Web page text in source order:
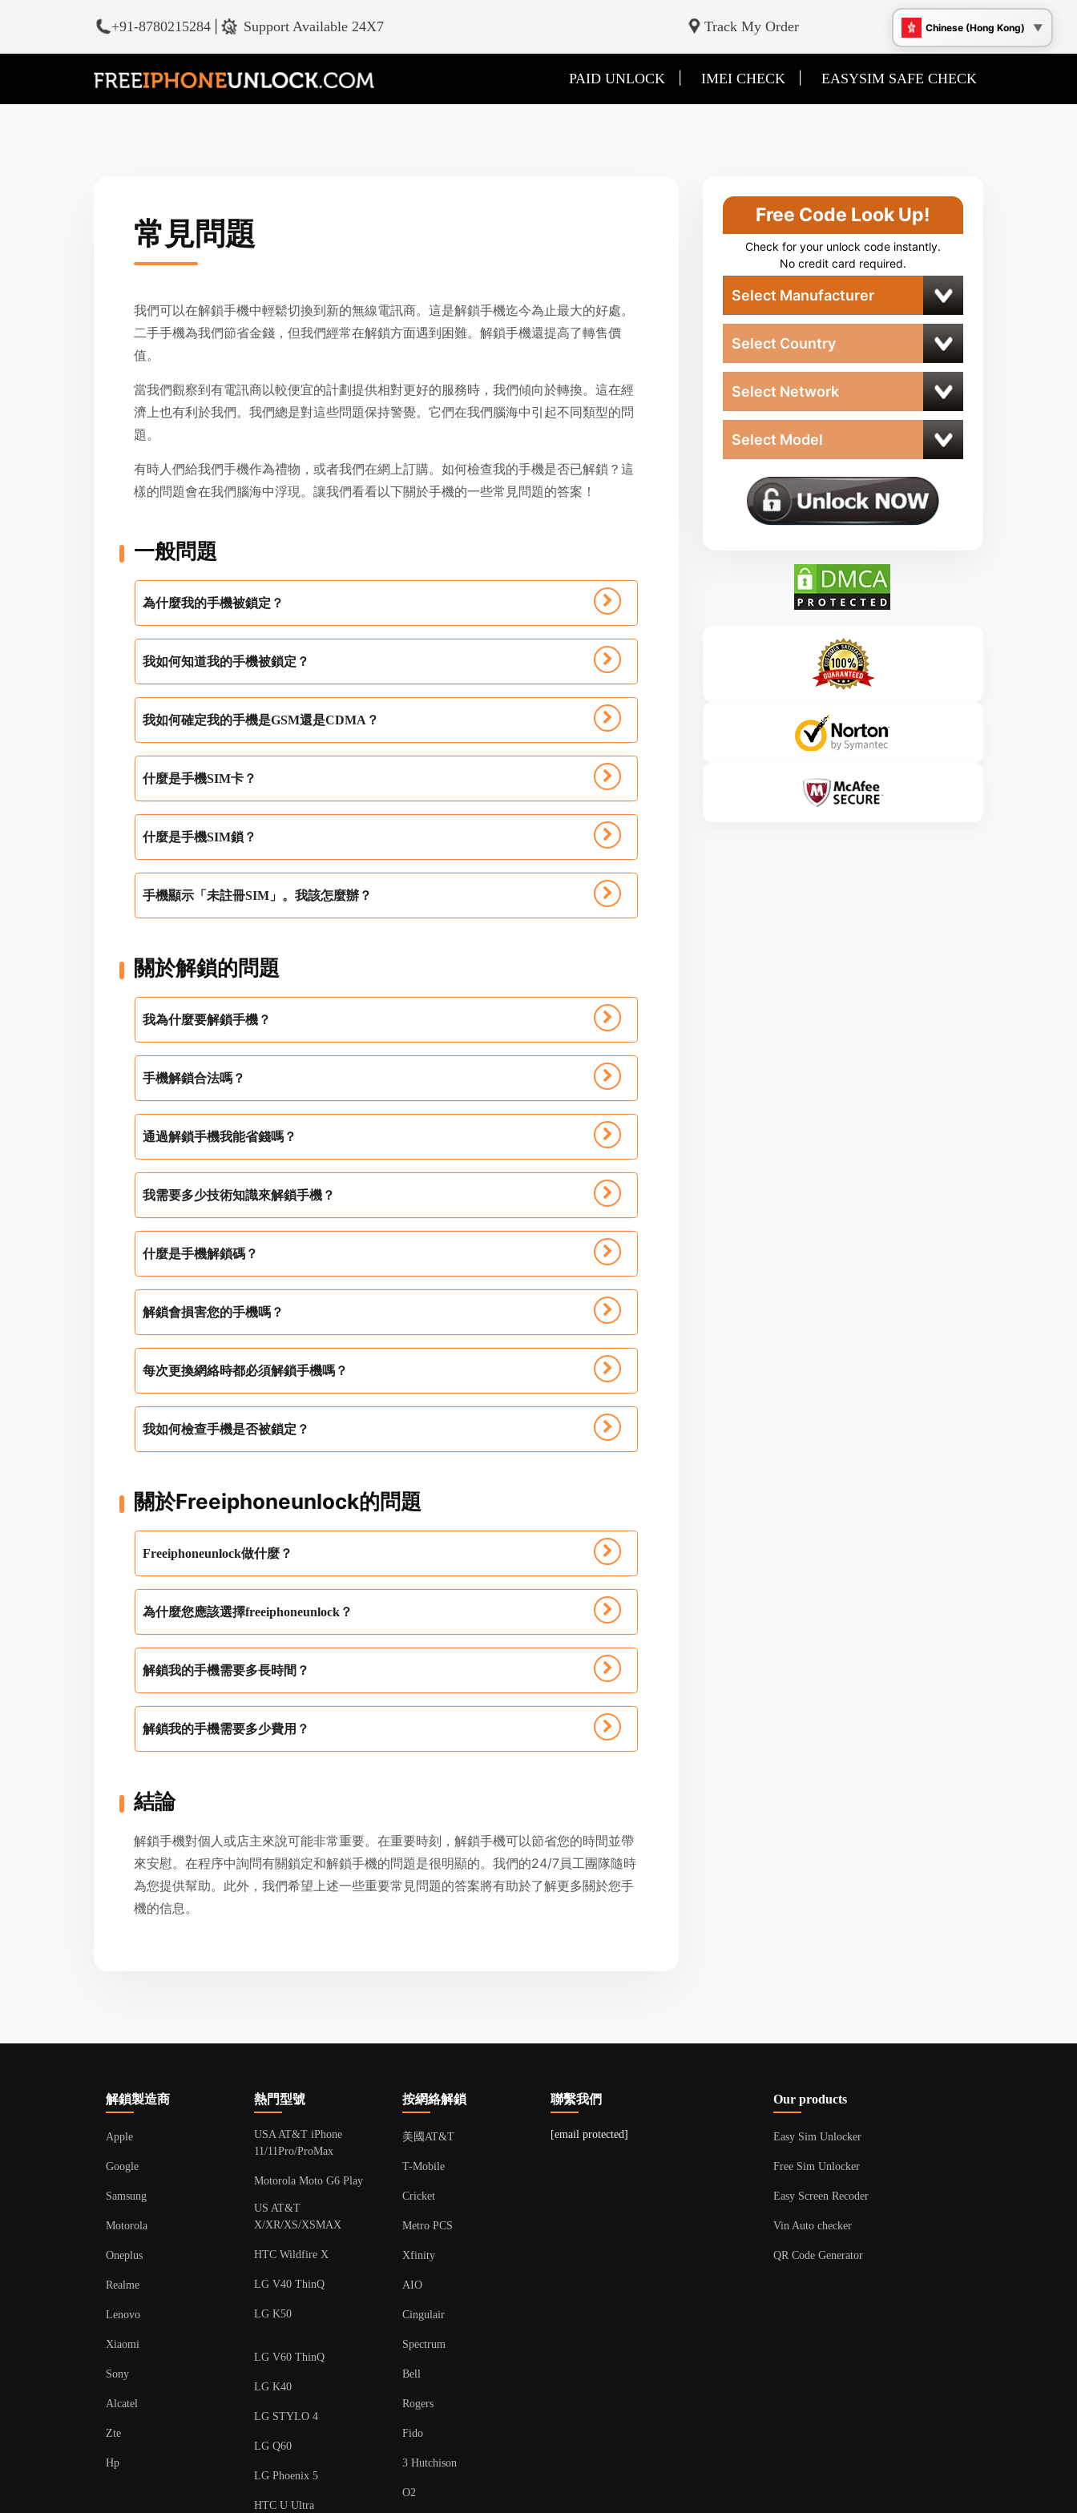
+91-8780215284 Support Available 24X7 Track My Order Chinese (Hong Kong)
PAID UNLOCK IMEI CHECK EASYSIM SAFE CHECK
常見問題
我們可以在解鎖手機中輕鬆切換到新的無線電訊商。這是解鎖手機迄今為止最大的好處。
二手手機為我們節省金錢，但我們經常在解鎖方面遇到困難。解鎖手機還提高了轉售價
值。
當我們觀察到有電訊商以較便宜的計劃提供相對更好的服務時，我們傾向於轉換。這在經
濟上也有利於我們。我們總是對這些問題保持警覺。它們在我們腦海中引起不同類型的問
題。
有時人們給我們手機作為禮物，或者我們在網上訂購。如何檢查我的手機是否已解鎖？這
樣的問題會在我們腦海中浮現。讓我們看看以下關於手機的一些常見問題的答案！
一般問題
為什麼我的手機被鎖定？
我如何知道我的手機被鎖定？
我如何確定我的手機是GSM還是CDMA？
什麼是手機SIM卡？
什麼是手機SIM鎖？
手機顯示「未註冊SIM」。我該怎麼辦？
關於解鎖的問題
我為什麼要解鎖手機？
手機解鎖合法嗎？
通過解鎖手機我能省錢嗎？
我需要多少技術知識來解鎖手機？
什麼是手機解鎖碼？
解鎖會損害您的手機嗎？
每次更換網絡時都必須解鎖手機嗎？
我如何檢查手機是否被鎖定？
關於Freeiphoneunlock的問題
Freeiphoneunlock做什麼？
為什麼您應該選擇freeiphoneunlock？
解鎖我的手機需要多長時間？
解鎖我的手機需要多少費用？
結論
解鎖手機對個人或店主來說可能非常重要。在重要時刻，解鎖手機可以節省您的時間並帶
來安慰。在程序中詢問有關鎖定和解鎖手機的問題是很明顯的。我們的24/7員工團隊隨時
為您提供幫助。此外，我們希望上述一些重要常見問題的答案將有助於了解更多關於您手
機的信息。
Free Code Look Up!
Check for your unlock code instantly.
No credit card required.
解鎖製造商
Apple
Google
Samsung
Motorola
Oneplus
Realme
Lenovo
Xiaomi
Sony
Alcatel
Zte
Hp
熱門型號
USA AT&T iPhone
11/11Pro/ProMax
Motorola Moto G6 Play
US AT&T
X/XR/XS/XSMAX
HTC Wildfire X
LG V40 ThinQ
LG K50
LG V60 ThinQ
LG K40
LG STYLO 4
LG Q60
LG Phoenix 5
HTC U Ultra
按網絡解鎖
美國AT&T
T-Mobile
Cricket
Metro PCS
Xfinity
AIO
Cingulair
Spectrum
Bell
Rogers
Fido
3 Hutchison
O2
聯繫我們
[email protected]
Our products
Easy Sim Unlocker
Free Sim Unlocker
Easy Screen Recoder
Vin Auto checker
QR Code Generator